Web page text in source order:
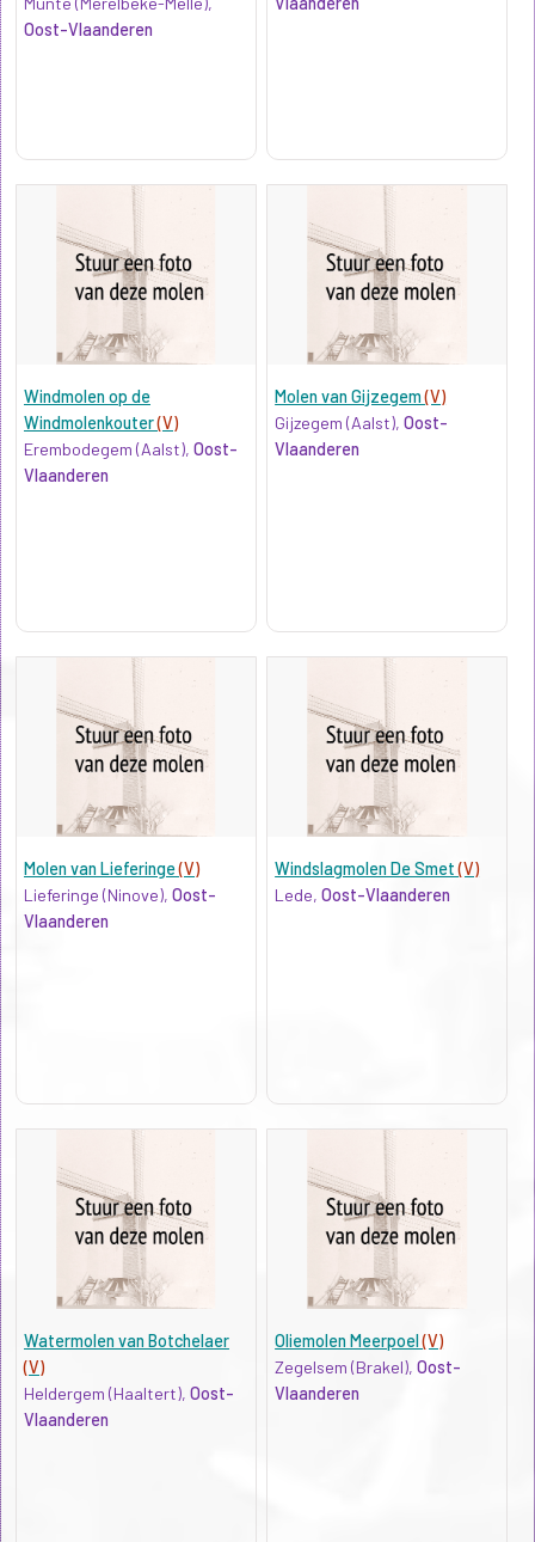
Oost-Vlaanderen
Windmolen op de
Windmolenkouter(V)
Erembodegem (Aalst), Oost-
Vlaanderen
Molen van Gijzegem(V)
Gijzegem (Aalst),Oost-
Vlaanderen
Molen van Lieferinge(V)
Lieferinge (Ninove), Oost-
Vlaanderen
Windslagmolen De Smet(V)
Lede,Oost-Vlaanderen
Watermolen van Botchelaer
(V)
Heldergem (Haaltert), Oost-
Vlaanderen
Oliemolen Meerpoel(V)
Zegelsem (Brakel),Oost-
Vlaanderen